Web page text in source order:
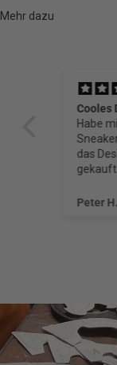
Mehr dazu
Cooles
Habe
das
habe.
Peter H.